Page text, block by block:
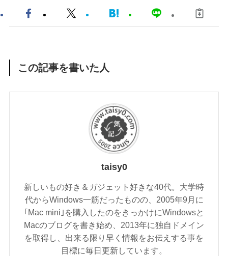
この記事を書いた人
taisy0
新しいもの好き＆ガジェット好きな40代。大学時
代からWindows一筋だったものの、2005年9月に
｢Mac mini｣を購入したのをきっかけにWindowsと
Macのブログを書き始め、2013年に独自ドメイン
を取得し、出来る限り早く情報をお伝えする事を
目標に毎日更新しています。